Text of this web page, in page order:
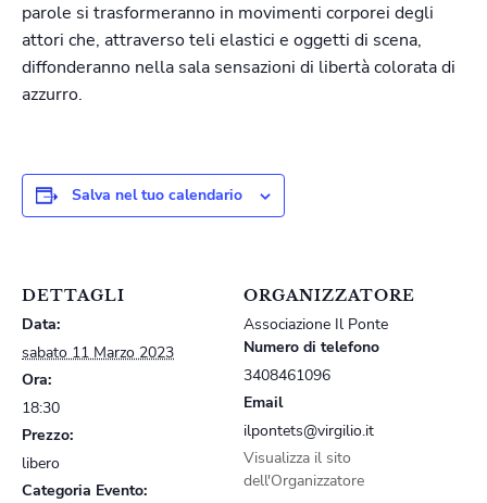
parole si trasformeranno in movimenti corporei degli
attori che, attraverso teli elastici e oggetti di scena,
diffonderanno nella sala sensazioni di libertà colorata di
azzurro.
Salva nel tuo calendario
DETTAGLI
Data:
sabato 11 Marzo 2023
Ora:
18:30
Prezzo:
libero
Categoria Evento:
ORGANIZZATORE
Associazione Il Ponte
Numero di telefono
3408461096
Email
ilpontets@virgilio.it
Visualizza il sito
dell'Organizzatore